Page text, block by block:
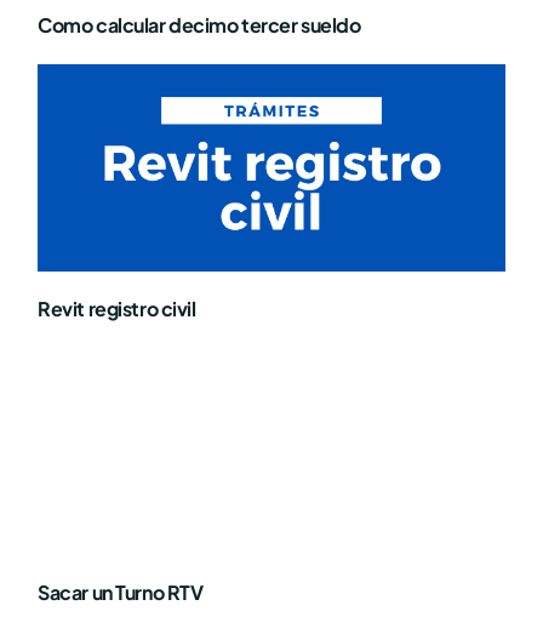
Como calcular decimo tercer sueldo
Revit registro civil
Sacar un Turno RTV